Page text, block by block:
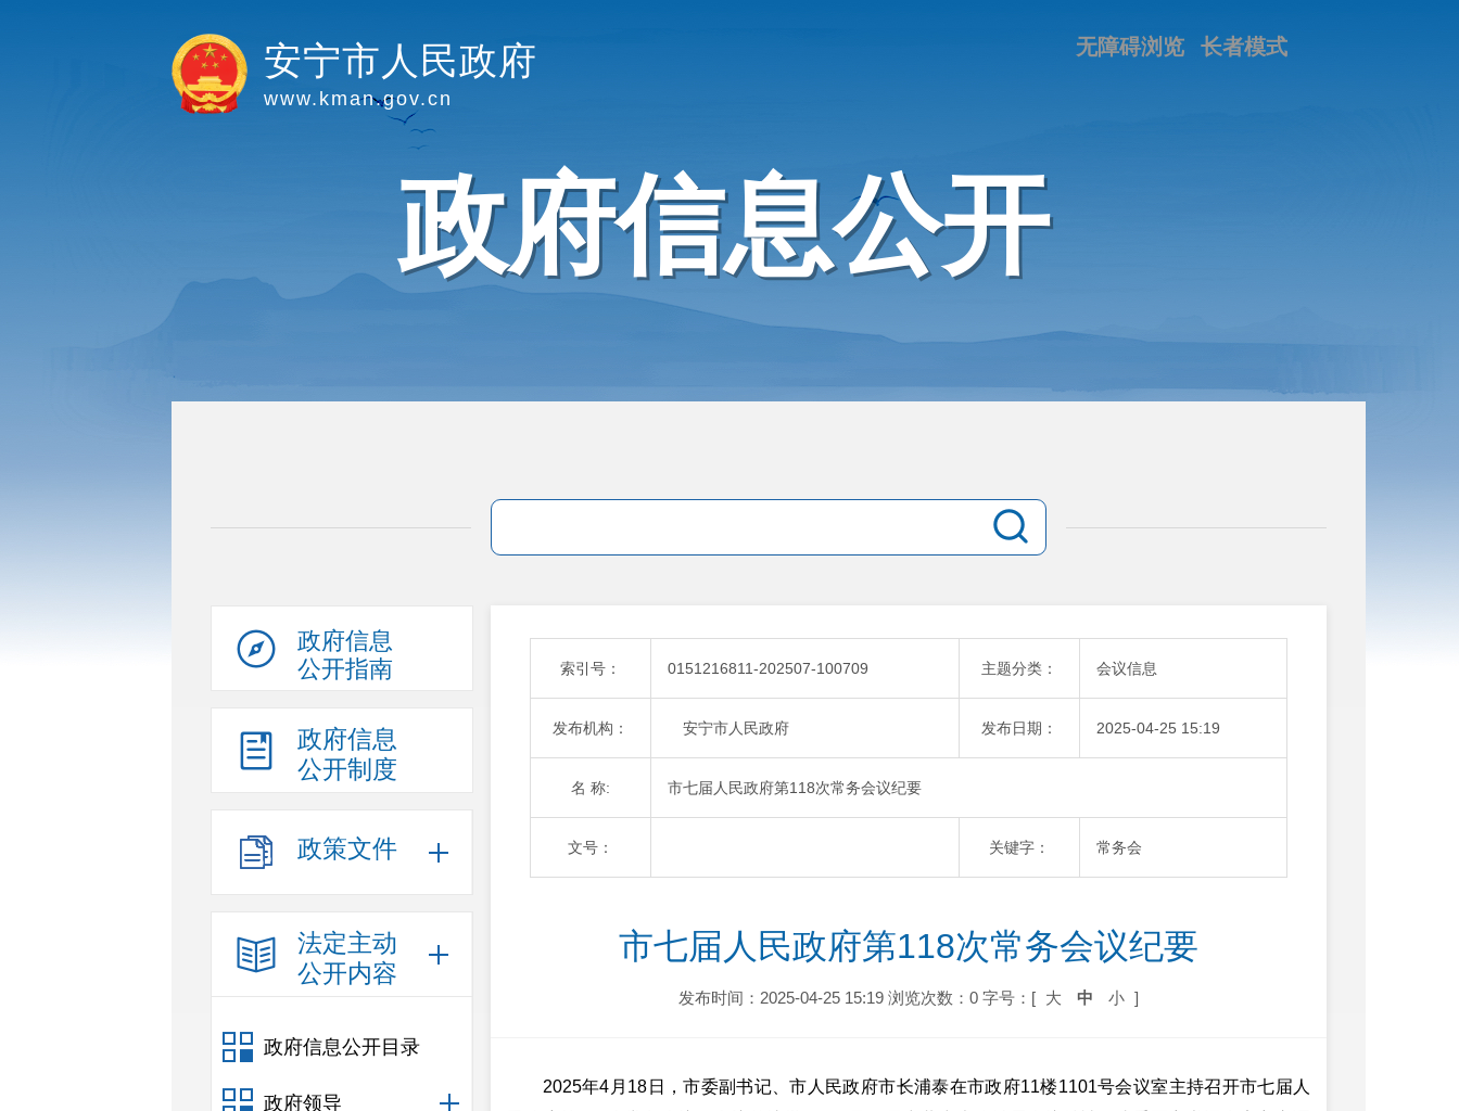
长者模式
无障碍浏览
安宁市人民政府
www.kman.gov.cn
政府信息公开
政府信息
公开指南
政府信息
公开制度
政策文件
法定主动
公开内容
政府信息公开目录
政府领导
索引号： 0151216811-202507-100709 主题分类： 会议信息
发布机构： 安宁市人民政府 发布日期： 2025-04-25 15:19
名 称: 市七届人民政府第118次常务会议纪要
文号： 关键字： 常务会
市七届人民政府第118次常务会议纪要
发布时间：2025-04-25 15:19 浏览次数：0 字号：[ 大 中 小 ]
2025年4月18日，市委副书记、市人民政府市长浦泰在市政府11楼1101号会议室主持召开市七届人